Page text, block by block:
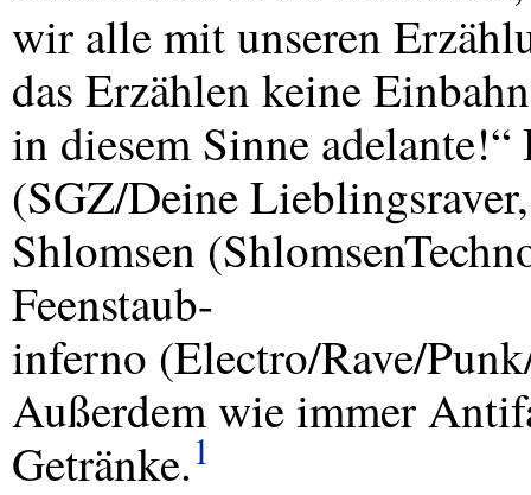
wir alle mit unseren
das Erzählen keine
in diesem Sinne
(SGZ/Deine
Shlomsen
Feenstaub-
inferno (Electro/Rave/
Außerdem wie immer
Getränke.1